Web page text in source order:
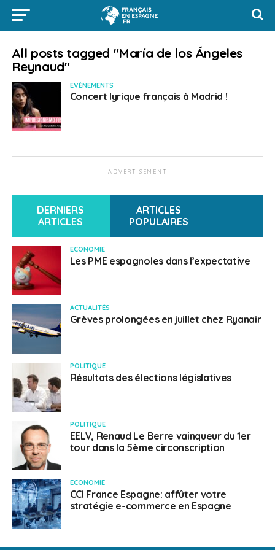
All posts tagged "María de los Ángeles
Reynaud"
EVÈNEMENTS
Concert lyrique français à Madrid !
ADVERTISEMENT
DERNIERS
ARTICLES
ARTICLES
POPULAIRES
ECONOMIE
Les PME espagnoles dans l’expectative
ACTUALITÉS
Grèves prolongées en juillet chez Ryanair
POLITIQUE
Résultats des élections législatives
POLITIQUE
EELV, Renaud Le Berre vainqueur du 1er
tour dans la 5ème circonscription
ECONOMIE
CCI France Espagne: affûter votre
stratégie e-commerce en Espagne